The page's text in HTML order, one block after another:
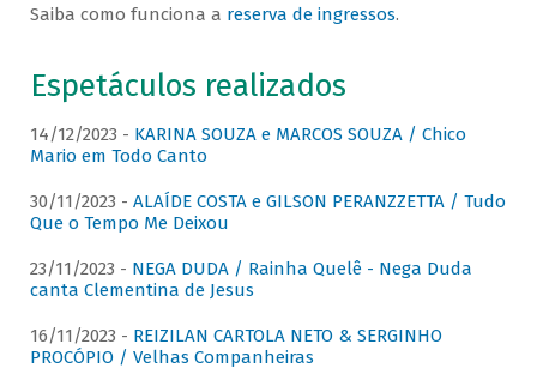
Saiba como funciona a reserva de ingressos.
Espetáculos realizados
14/12/2023 - KARINA SOUZA e MARCOS SOUZA / Chico
Mario em Todo Canto
30/11/2023 - ALAÍDE COSTA e GILSON PERANZZETTA / Tudo
Que o Tempo Me Deixou
23/11/2023 - NEGA DUDA / Rainha Quelê - Nega Duda
canta Clementina de Jesus
16/11/2023 - REIZILAN CARTOLA NETO & SERGINHO
PROCÓPIO / Velhas Companheiras